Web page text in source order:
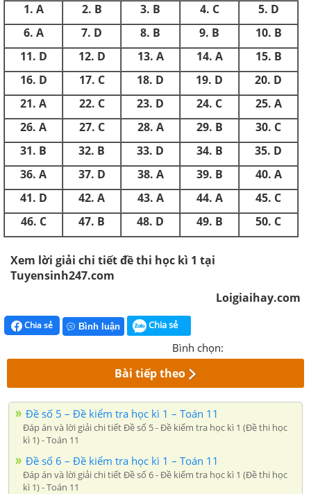
1. A 2. B 3. B 4. C 5. D
6. A 7. D 8. B 9. B 10. B
11. D 12. D 13. A 14. A 15. B
16. D 17. C 18. D 19. D 20. D
21. A 22. C 23. D 24. C 25. A
26. A 27. C 28. A 29. B 30. C
31. B 32. B 33. D 34. B 35. D
36. A 37. D 38. A 39. B 40. A
41. D 42. A 43. A 44. A 45. C
46. C 47. B 48. D 49. B 50. C
Xem lời giải chi tiết đề thi học kì 1 tại
Tuyensinh247.com
Loigiaihay.com
Chia sẻ Bình luận Chia sẻ
Bình chọn:
Bài tiếp theo
Đề số 5 – Đề kiểm tra học kì 1 – Toán 11
Đáp án và lời giải chi tiết Đề số 5 - Đề kiểm tra học kì 1 (Đề thi học
kì 1) - Toán 11
Đề số 6 – Đề kiểm tra học kì 1 – Toán 11
Đáp án và lời giải chi tiết Đề số 6 - Đề kiểm tra học kì 1 (Đề thi học
kì 1) - Toán 11